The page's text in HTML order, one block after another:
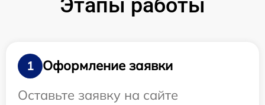
Этапы работы
1
Оформление заявки
Оставьте заявку на сайте